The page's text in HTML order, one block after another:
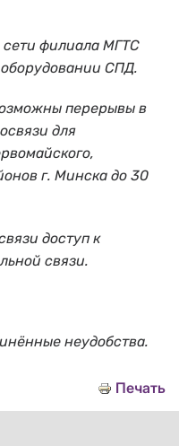
сети филиала МГТС
СПД.
перерывы в
для
г. Минска до 30
доступ к
связи.
неудобства.
Печать